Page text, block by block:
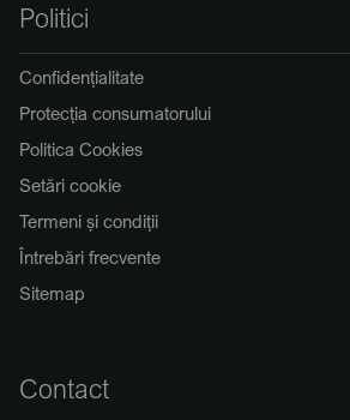
Politici
Confidențialitate
Protecția consumatorului
Politica Cookies
Setări cookie
Termeni și condiții
Întrebări frecvente
Sitemap
Contact